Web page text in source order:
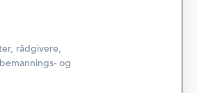
rådgivere,
og